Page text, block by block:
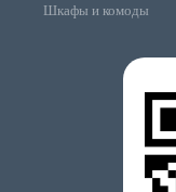
Шкафы и комоды